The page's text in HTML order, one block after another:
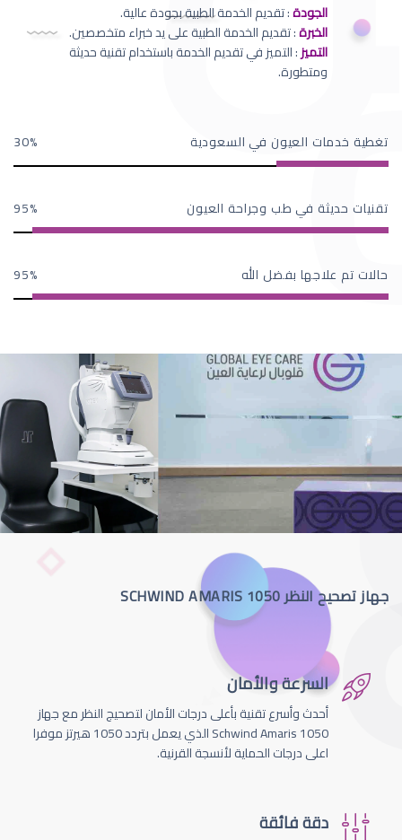
الجودة: تقديم الخدمة الطبية بجودة عالية.
الخبرة: تقديم الخدمة الطبية على يد خبراء متخصصين.
التميز: التميز في تقديم الخدمة باستخدام تقنية حديثة
ومتطورة.
تغطية خدمات العيون في السعودية 30
تقنيات حديثة في طب وجراحة العيون 95
حالات تم علاجها بفضل الله 95
جهاز تصحيح النظر SCHWIND AMARIS 1050
السرعة والأمان
أحدث وأسرع تقنية بأعلى درجات الأمان لتصحيج النظر مع جهاز
Schwind Amaris 1050 الذي يعمل بتردد 1050 هيرتز موفرا
اعلى درجات الحماية لأنسجة القرنية.
دقة فائقة